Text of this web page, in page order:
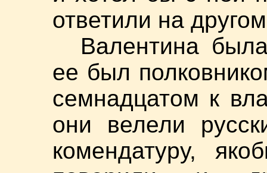
ответили на
Валентина
ее был
семнадцатом к
они велели
комендатуру,